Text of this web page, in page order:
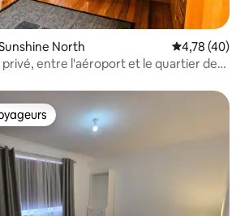
North Évaluation
4,78 (40)
entre l'aéroport et le quartier des